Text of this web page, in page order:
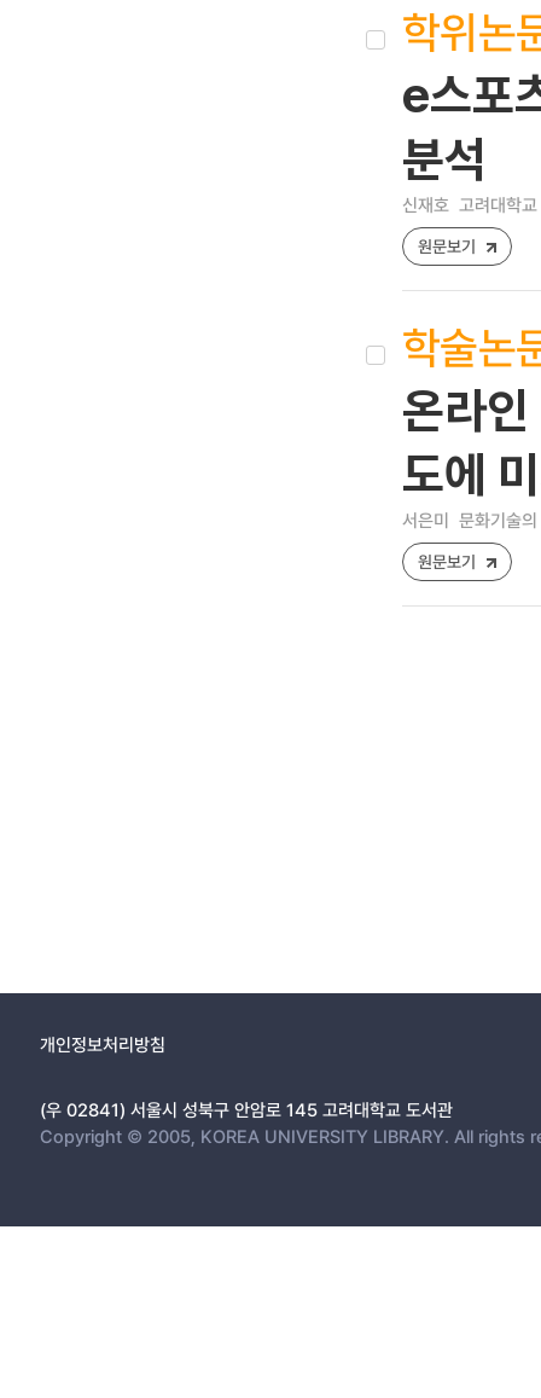
학위논
e스포
분석
신재호 고려대학
원문보기
학술논
온라
도에
서은미 문화기술
원문보기
개인정보처리방침
(우 02841) 서울시 성북구 안암로 145 고려대학교 도서관
Copyright © 2005, KOREA UNIVERSITY LIBRARY. All rights